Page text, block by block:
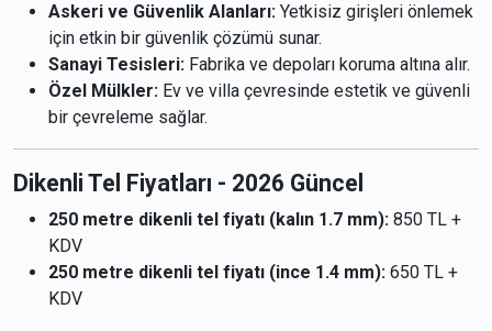
Askeri ve Güvenlik Alanları: Yetkisiz girişleri önlemek
için etkin bir güvenlik çözümü sunar.
Sanayi Tesisleri: Fabrika ve depoları koruma altına alır.
Özel Mülkler: Ev ve villa çevresinde estetik ve güvenli
bir çevreleme sağlar.
Dikenli Tel Fiyatları - 2026 Güncel
250 metre dikenli tel fiyatı (kalın 1.7 mm): 850 TL +
KDV
250 metre dikenli tel fiyatı (ince 1.4 mm): 650 TL +
KDV